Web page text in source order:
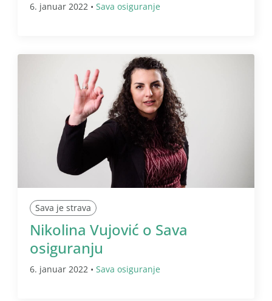
6. januar 2022 • Sava osiguranje
Sava je strava
Nikolina Vujović o Sava
osiguranju
6. januar 2022 • Sava osiguranje